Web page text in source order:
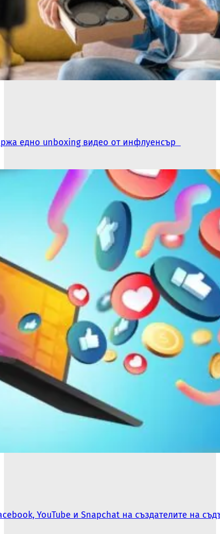
едно unboxing видео от инфлуенсър
YouTube и Snapchat на създателите на